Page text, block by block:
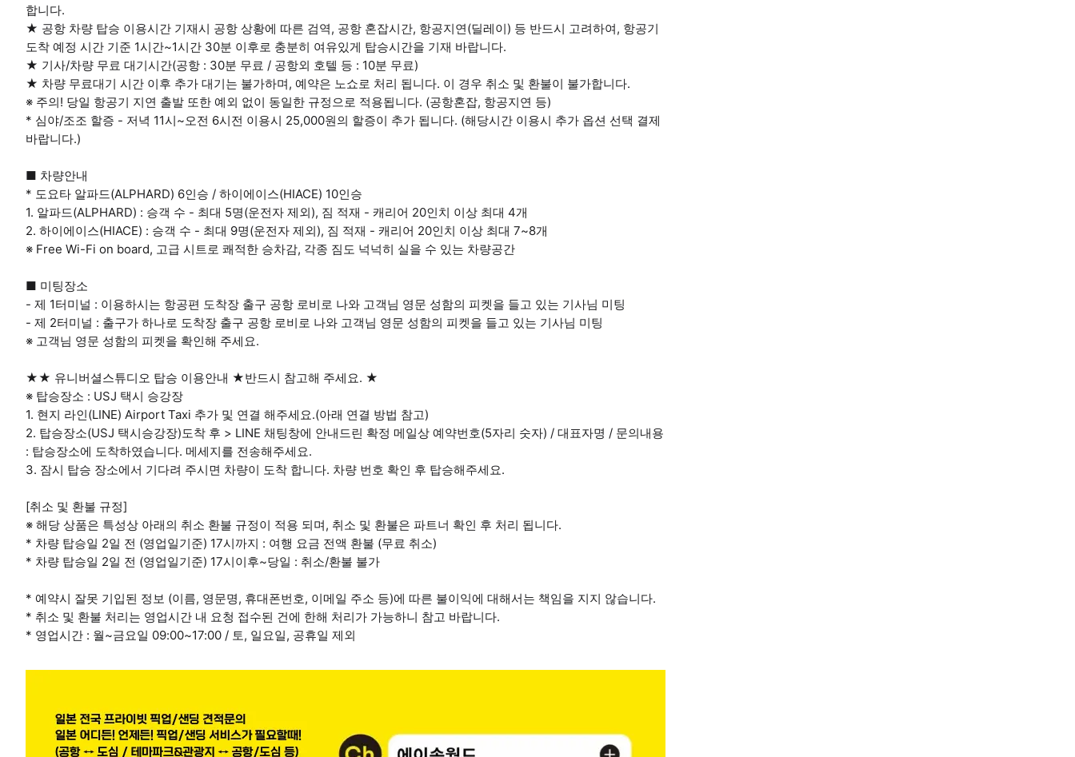
합니다.
★ 공항 차량 탑승 이용시간 기재시 공항 상황에 따른 검역, 공항 혼잡시간, 항공지연(딜레이) 등 반드시 고려하여, 항공기
도착 예정 시간 기준 1시간~1시간 30분 이후로 충분히 여유있게 탑승시간을 기재 바랍니다.
★ 기사/차량 무료 대기시간(공항 : 30분 무료 / 공항외 호텔 등 : 10분 무료)
★ 차량 무료대기 시간 이후 추가 대기는 불가하며, 예약은 노쇼로 처리 됩니다. 이 경우 취소 및 환불이 불가합니다.
※ 주의! 당일 항공기 지연 출발 또한 예외 없이 동일한 규정으로 적용됩니다. (공항혼잡, 항공지연 등)
* 심야/조조 할증 - 저녁 11시~오전 6시전 이용시 25,000원의 할증이 추가 됩니다. (해당시간 이용시 추가 옵션 선택 결제
바랍니다.)
■ 차량안내
* 도요타 알파드(ALPHARD) 6인승 / 하이에이스(HIACE) 10인승
1. 알파드(ALPHARD) : 승객 수 - 최대 5명(운전자 제외), 짐 적재 - 캐리어 20인치 이상 최대 4개
2. 하이에이스(HIACE) : 승객 수 - 최대 9명(운전자 제외), 짐 적재 - 캐리어 20인치 이상 최대 7~8개
※ Free Wi-Fi on board, 고급 시트로 쾌적한 승차감, 각종 짐도 넉넉히 실을 수 있는 차량공간
■ 미팅장소
- 제 1터미널 : 이용하시는 항공편 도착장 출구 공항 로비로 나와 고객님 영문 성함의 피켓을 들고 있는 기사님 미팅
- 제 2터미널 : 출구가 하나로 도착장 출구 공항 로비로 나와 고객님 영문 성함의 피켓을 들고 있는 기사님 미팅
※ 고객님 영문 성함의 피켓을 확인해 주세요.
★★ 유니버셜스튜디오 탑승 이용안내 ★반드시 참고해 주세요. ★
※ 탑승장소 : USJ 택시 승강장
1. 현지 라인(LINE) Airport Taxi 추가 및 연결 해주세요.(아래 연결 방법 참고)
2. 탑승장소(USJ 택시승강장)도착 후 > LINE 채팅창에 안내드린 확정 메일상 예약번호(5자리 숫자) / 대표자명 / 문의내용
: 탑승장소에 도착하였습니다. 메세지를 전송해주세요.
3. 잠시 탑승 장소에서 기다려 주시면 차량이 도착 합니다. 차량 번호 확인 후 탑승해주세요.
[취소 및 환불 규정]
※ 해당 상품은 특성상 아래의 취소 환불 규정이 적용 되며, 취소 및 환불은 파트너 확인 후 처리 됩니다.
* 차량 탑승일 2일 전 (영업일기준) 17시까지 : 여행 요금 전액 환불 (무료 취소)
* 차량 탑승일 2일 전 (영업일기준) 17시이후~당일 : 취소/환불 불가
* 예약시 잘못 기입된 정보 (이름, 영문명, 휴대폰번호, 이메일 주소 등)에 따른 불이익에 대해서는 책임을 지지 않습니다.
* 취소 및 환불 처리는 영업시간 내 요청 접수된 건에 한해 처리가 가능하니 참고 바랍니다.
* 영업시간 : 월~금요일 09:00~17:00 / 토, 일요일, 공휴일 제외